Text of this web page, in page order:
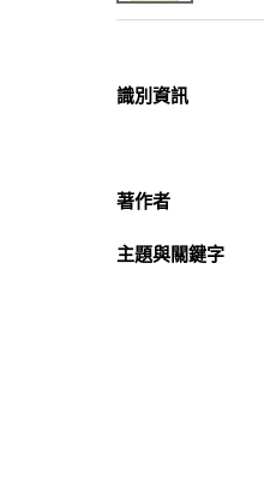
識別資訊
著作者
主題與關鍵字